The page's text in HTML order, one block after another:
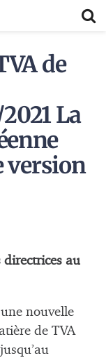
de
La
version
directrices au
nouvelle
de TVA